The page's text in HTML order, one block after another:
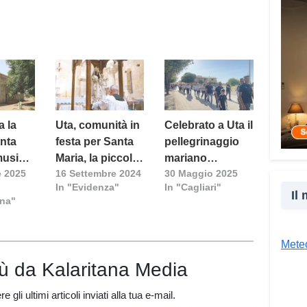
la
2025
Uta, comunità in
festa per Santa
Maria, la piccola
Lourdes della
Sardegna
16 Settembre 2024
In "Evidenza"
Celebrato a Uta il
pellegrinaggio
mariano
diocesano
[video]
30 Maggio 2025
In "Cagliari"
da Kalaritana Media
gli ultimi articoli inviati alla tua e-mail.
ai
mia
Il